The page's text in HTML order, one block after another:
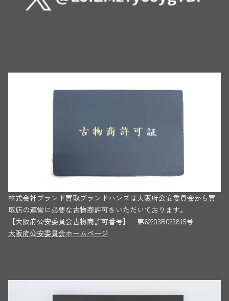
株式会社ブランド買取ブランドハンズは大阪府公安委員会から買
取店の運営に必要な古物商許可をいただいております。
【大阪府公安委員会古物商許可番号】 第62203R023815号
大阪府公安委員会ホームページ